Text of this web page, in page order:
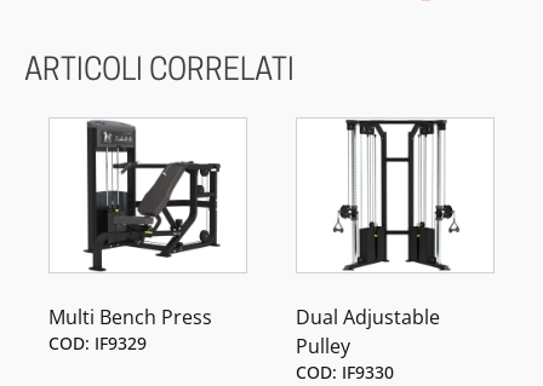
ARTICOLI CORRELATI
Multi Bench Press
COD: IF9329
Dual Adjustable
Pulley
COD: IF9330